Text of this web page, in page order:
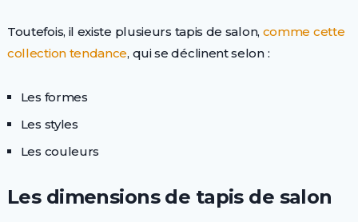
Toutefois, il existe plusieurs tapis de salon, comme cette
collection tendance, qui se déclinent selon :
Les formes
Les styles
Les couleurs
Les dimensions de tapis de salon